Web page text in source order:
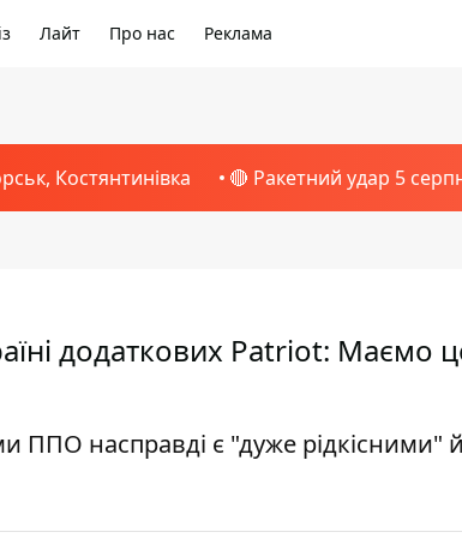
Лайт Про нас Реклама
Костянтинівка 🔴 Ракетний удар 5
додаткових Patriot: Маємо
ППО насправді є "дуже рідкісними"